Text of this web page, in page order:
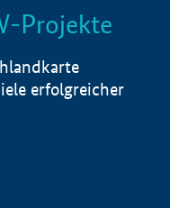
Info
Projekte
erfolgreicher